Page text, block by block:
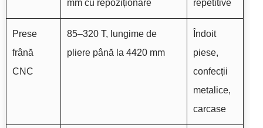
mm cu repoziționare repetitive
Prese
frână
CNC
85–320 T, lungime de
pliere până la 4420 mm
Îndoit
piese,
confecții
metalice,
carcase